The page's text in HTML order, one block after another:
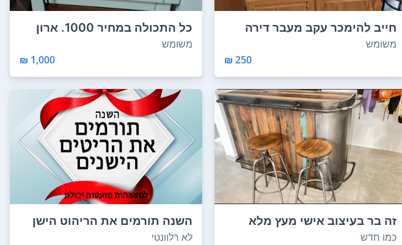
חייב להימכר עקב מעבר דירה
משומש
250 ₪
כל התכולה במחיר 1000. ארון
בגדים סנדוויץ...
משומש
1,000 ₪
זה בר בעיצוב אישי מעץ מלא
שנקנה בתור רי...
כמו חדש
השנה תורמים את הריהוט הישן
למשפחות מעוטו...
לא רלוונטי